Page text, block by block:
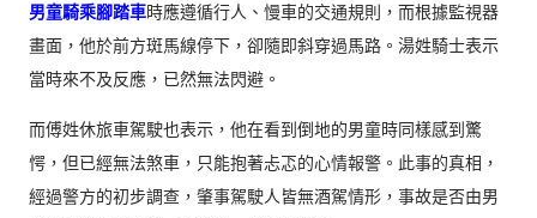
男童騎乘腳踏車時應遵循行人、慢車的交通規則，而根據監視器
畫面，他於前方斑馬線停下，卻隨即斜穿過馬路。湯姓騎士表示
當時來不及反應，已然無法閃避。
而傅姓休旅車駕駛也表示，他在看到倒地的男童時同樣感到驚
愕，但已經無法煞車，只能抱著忐忑的心情報警。此事的真相，
經過警方的初步調查，肇事駕駛人皆無酒駕情形，事故是否由男